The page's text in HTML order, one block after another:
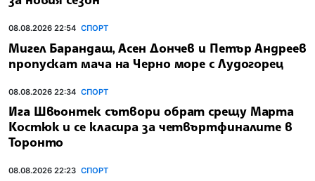
08.08.2026 22:54 СПОРТ
Мигел Барандаш, Асен Дончев и Петър Андреев
пропускат мача на Черно море с Лудогорец
08.08.2026 22:34 СПОРТ
Ига Швьонтек сътвори обрат срещу Марта
Костюк и се класира за четвъртфиналите в
Торонто
08.08.2026 22:23 СПОРТ